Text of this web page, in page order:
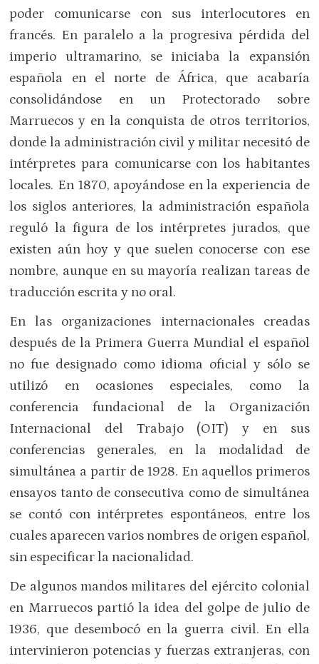
poder comunicarse con sus interlocutores en
francés. En paralelo a la progresiva pérdida del
imperio ultramarino, se iniciaba la expansión
española en el norte de África, que acabaría
consolidándose en un Protectorado sobre
Marruecos y en la conquista de otros territorios,
donde la administración civil y militar necesitó de
intérpretes para comunicarse con los habitantes
locales. En 1870, apoyándose en la experiencia de
los siglos anteriores, la administración española
reguló la figura de los intérpretes jurados, que
existen aún hoy y que suelen conocerse con ese
nombre, aunque en su mayoría realizan tareas de
traducción escrita y no oral.
En las organizaciones internacionales creadas
después de la Primera Guerra Mundial el español
no fue designado como idioma oficial y sólo se
utilizó en ocasiones especiales, como la
conferencia fundacional de la Organización
Internacional del Trabajo (OIT) y en sus
conferencias generales, en la modalidad de
simultánea a partir de 1928. En aquellos primeros
ensayos tanto de consecutiva como de simultánea
se contó con intérpretes espontáneos, entre los
cuales aparecen varios nombres de origen español,
sin especificar la nacionalidad.
De algunos mandos militares del ejército colonial
en Marruecos partió la idea del golpe de julio de
1936, que desembocó en la guerra civil. En ella
intervinieron potencias y fuerzas extranjeras, con